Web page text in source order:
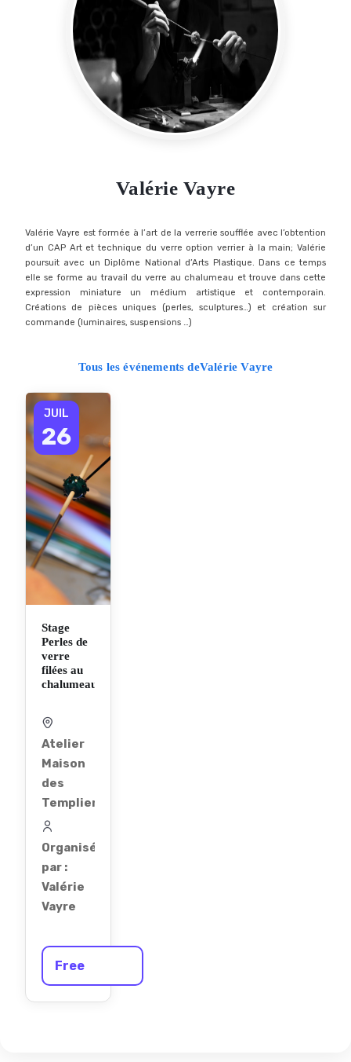
Valérie Vayre
Valérie Vayre est formée à l’art de la verrerie soufflée avec l’obtention
d’un CAP Art et technique du verre option verrier à la main; Valérie
poursuit avec un Diplôme National d’Arts Plastique. Dans ce temps
elle se forme au travail du verre au chalumeau et trouve dans cette
expression miniature un médium artistique et contemporain.
Créations de pièces uniques (perles, sculptures…) et création sur
commande (luminaires, suspensions …)
Tous les événements deValérie Vayre
JUIL
26
Stage
Perles de
verre
filées au
chalumeau
Atelier
Maison
des
Templiers
Organisé
par :
Valérie
Vayre
Free